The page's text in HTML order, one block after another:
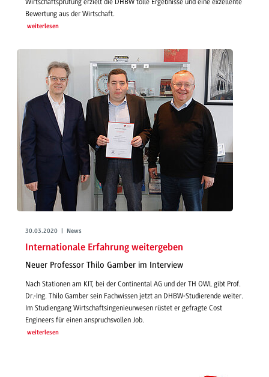
Wirtschaftsprüfung erzielt die DHBW tolle Ergebnisse und eine exzellente
Bewertung aus der Wirtschaft.
weiterlesen
30.03.2020 | News
Internationale Erfahrung weitergeben
Neuer Professor Thilo Gamber im Interview
Nach Stationen am KIT, bei der Continental AG und der TH OWL gibt Prof.
Dr.-Ing. Thilo Gamber sein Fachwissen jetzt an DHBW-Studierende weiter.
Im Studiengang Wirtschaftsingenieurwesen rüstet er gefragte Cost
Engineers für einen anspruchsvollen Job.
weiterlesen